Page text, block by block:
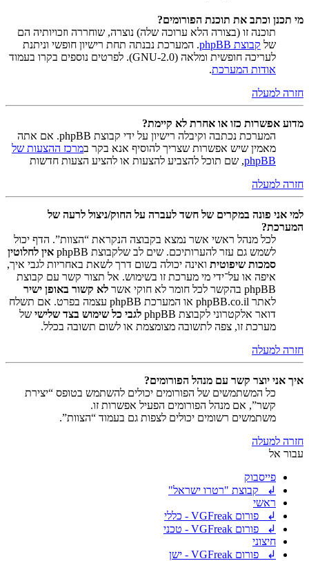
מי תכנן וכתב את תוכנת הפורומים?
תוכנה זו (בצורה הלא ערוכה שלה) נוצרה, שוחררה וזכויותיה הם
של קבוצת phpBB
. המערכת נבנתה תחת רישיון חופשי וניתנת
לעריכה חופשית ומלאה (GNU-2.0). לפרטים נוספים בקרו בעמוד
אודות המערכת.
חזרה למעלה
מדוע אפשרות כזו או אחרת לא קיימת?
המערכת נכתבה וקיבלה רישיון על ידי קבוצת phpBB. אם אתה
מאמין שיש אפשרות שצריך להוסיף אנא בקר במרכז ההצעות של
phpBB, שם תוכל להצביע להצעות או להציע הצעות חדשות
חזרה למעלה
למי אני פונה במקרים של חשד לעברה על החוק/ניצול לרעה של
המערכת?
לכל מנהל ראשי אשר נמצא בקבוצה הנקראת “הצוות”. הדף יכול
לשמש גם עזר להערותיכם. שים לב שלקבוצת phpBB
אין לחלוטין
סמכות שיפוטית ואינה יכולה בשום דרך לשאת באחריות לגבי איך,
איפה או על־ידי מי מערכת זו בשימוש. אל תצור קשר עם קבוצת
phpBB בהקשר לכל חומר לא חוקי אשר
לא קשור באופן ישיר
לאתר phpBB.co.il או המערכת phpBB עצמה בפרט. אם תשלח
דואר אלקטרוני לקבוצת phpBB
לגבי כל שימוש בצד שלישי של
מערכת זו, צפה לתשובה מצומצמת או לשום תשובה בכלל.
חזרה למעלה
איך אני יוצר קשר עם מנהל הפורומים?
כל המשתמשים של הפורומים יכולים להשתמש בטופס “יצירת
קשר”, אם מנהל הפורומים הפעיל אפשרות זו.
משתמשים רשומים יכולים לצפות גם בעמוד “הצוות”.
חזרה למעלה
עבור אל
פייסבוק
↲ קבוצת "רטרו ישראל"
ראשי
↲ פורום VGFreak - כללי
↲ פורום VGFreak - טכני
חיצוני
↲ פורום VGFreak - ישן